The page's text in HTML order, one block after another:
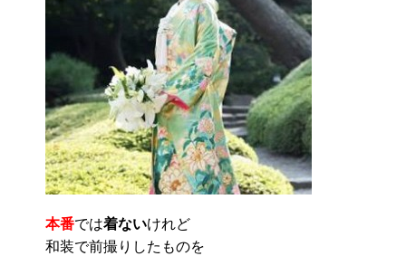
本番では着ないけれど
和装で前撮りしたものを